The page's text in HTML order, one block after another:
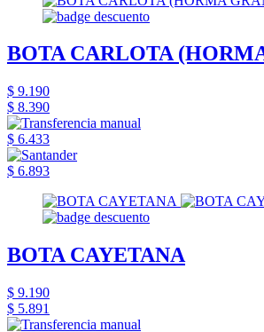
BOTA CARLOTA
$ 9.190
$ 8.390
$ 6.433
$ 6.893
BOTA CAYETANA
$ 9.190
$ 5.891